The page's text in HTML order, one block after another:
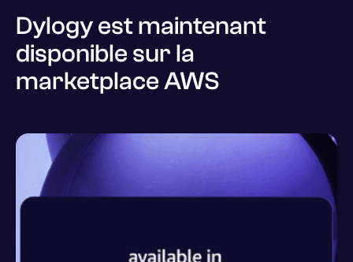
Obtenir une démo
Qui sommes-nous
potentiel de leurs documents et à gérer leurs risques.
Contactez-nous
contact@dylogy.com
Dylogy est maintenant
disponible sur la
marketplace AWS